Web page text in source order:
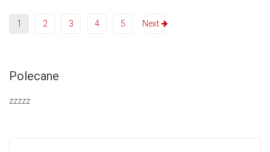
1 2 3 4 5 Next
Polecane
zzzzz